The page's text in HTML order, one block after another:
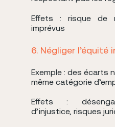
Effets : risque de
imprévus
6. Négliger l’équité
Exemple : des écarts
même catégorie
Effets :
d’injustice, risques